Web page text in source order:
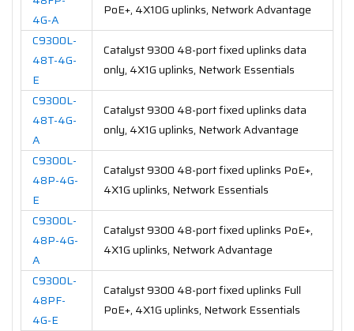
4G-A
PoE+, 4X10G uplinks, Network Advantage
C9300L-
48T-4G-
E
Catalyst 9300 48-port fixed uplinks data
only, 4X1G uplinks, Network Essentials
C9300L-
48T-4G-
A
Catalyst 9300 48-port fixed uplinks data
only, 4X1G uplinks, Network Advantage
C9300L-
48P-4G-
E
Catalyst 9300 48-port fixed uplinks PoE+,
4X1G uplinks, Network Essentials
C9300L-
48P-4G-
A
Catalyst 9300 48-port fixed uplinks PoE+,
4X1G uplinks, Network Advantage
C9300L-
48PF-
4G-E
Catalyst 9300 48-port fixed uplinks Full
PoE+, 4X1G uplinks, Network Essentials